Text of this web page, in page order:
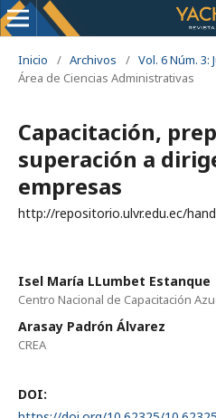
Inicio / Archivos / Vol. 6 Núm. 3:
Área de Ciencias Administrativas
Capacitación,
superación a
empresas
http://repositorio.ulvr.edu.ec/
Isel María LLumbet Estanque
Centro Nacional de Capacitación
Arasay Padrón Álvarez
CREA
DOI: